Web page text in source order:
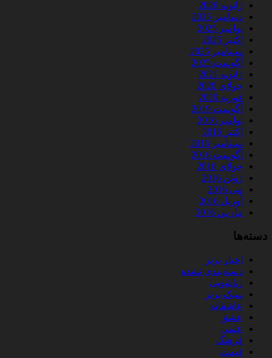
ژانویه 2026
دسامبر 2025
نوامبر 2025
اکتبر 2025
سپتامبر 2025
آگوست 2025
ژانویه 2021
جولای 2020
فوریه 2020
آگوست 2019
نوامبر 2016
اکتبر 2016
سپتامبر 2016
آگوست 2016
جولای 2016
ژوئن 2016
می 2016
آوریل 2016
مارس 2016
دسته‌ها
اخبار برتر
دسته‌بندی نشده
زناشویی
سبک برتر
عاشقانه
عشق
علمی
فرهنگ
قیمت